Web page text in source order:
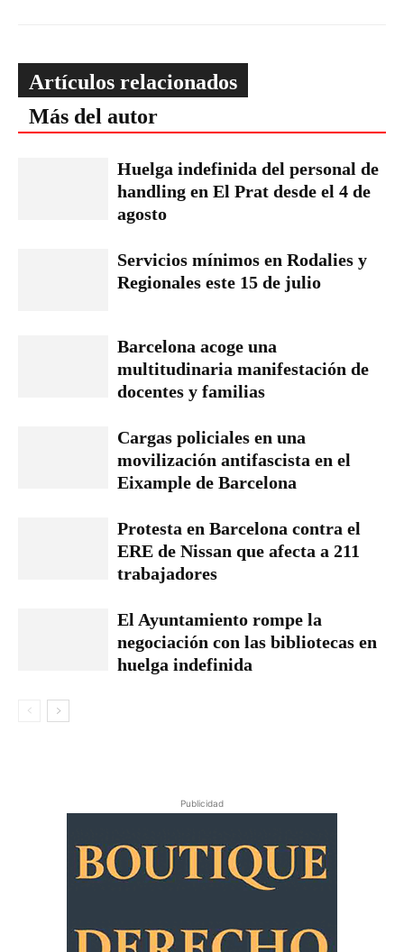
Artículos relacionados
Más del autor
Huelga indefinida del personal de
handling en El Prat desde el 4 de
agosto
Servicios mínimos en Rodalies y
Regionales este 15 de julio
Barcelona acoge una
multitudinaria manifestación de
docentes y familias
Cargas policiales en una
movilización antifascista en el
Eixample de Barcelona
Protesta en Barcelona contra el
ERE de Nissan que afecta a 211
trabajadores
El Ayuntamiento rompe la
negociación con las bibliotecas en
huelga indefinida
Publicidad